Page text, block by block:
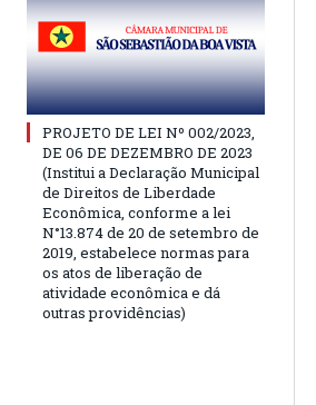
PROJETO DE LEI Nº 002/2023,
DE 06 DE DEZEMBRO DE 2023
(Institui a Declaração Municipal
de Direitos de Liberdade
Econômica, conforme a lei
N°13.874 de 20 de setembro de
2019, estabelece normas para
os atos de liberação de
atividade econômica e dá
outras providências)